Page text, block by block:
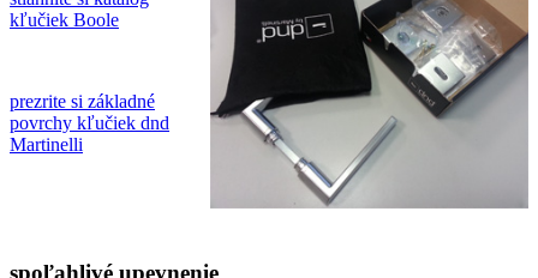
kľučiek Boole
prezrite si základné
povrchy kľučiek dnd
Martinelli
spoľahlivé upevnenie